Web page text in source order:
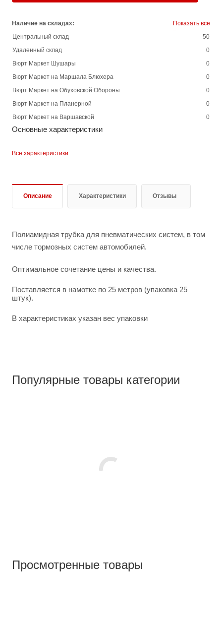
Наличие на складах:
Показать все
Центральный склад
50
Удаленный склад
0
Вюрт Маркет Шушары
0
Вюрт Маркет на Маршала Блюхера
0
Вюрт Маркет на Обуховской Обороны
0
Вюрт Маркет на Планерной
0
Вюрт Маркет на Варшавской
0
Основные характеристики
Все характеристики
Описание Характеристики Отзывы
Полиамидная трубка для пневматических систем, в том
числе тормозных систем автомобилей.
Оптимальное сочетание цены и качества.
Поставляется в намотке по 25 метров (упаковка 25
штук).
В характеристиках указан вес упаковки
Популярные товары категории
Просмотренные товары